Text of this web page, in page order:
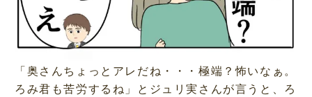
「奥さんちょっとアレだね・・・極端？怖いなぁ。
ろみ君も苦労するね」とジュリ実さんが言うと、ろ